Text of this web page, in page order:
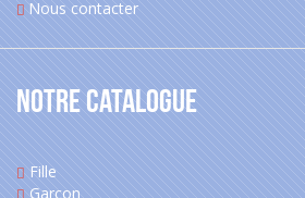
Nous contacter
Notre catalogue
Fille
Garçon